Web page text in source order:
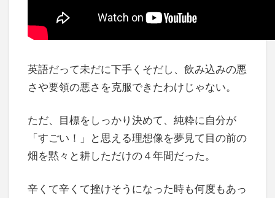
英語だって未だに下手くそだし、飲み込みの悪
さや要領の悪さを克服できたわけじゃない。
ただ、目標をしっかり決めて、純粋に自分が
「すごい！」と思える理想像を夢見て目の前の
畑を黙々と耕しただけの４年間だった。
辛くて辛くて挫けそうになった時も何度もあっ